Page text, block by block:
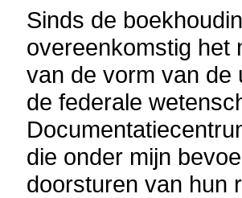
Sinds de
overeenkomstig het
van de vorm van de
de federale
die onder mijn
doorsturen van hun